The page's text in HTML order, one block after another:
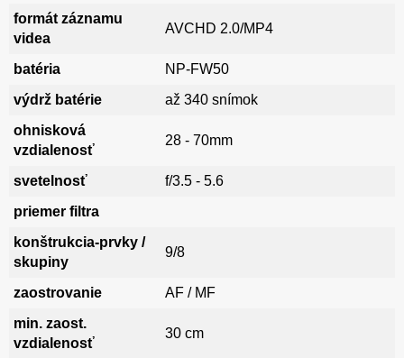
formát záznamu
videa
AVCHD 2.0/MP4
batéria
NP-FW50
výdrž batérie
až 340 snímok
ohnisková
vzdialenosť
28 - 70mm
svetelnosť
f/3.5 - 5.6
priemer filtra
konštrukcia-prvky /
skupiny
9/8
zaostrovanie
AF / MF
min. zaost.
vzdialenosť
30 cm